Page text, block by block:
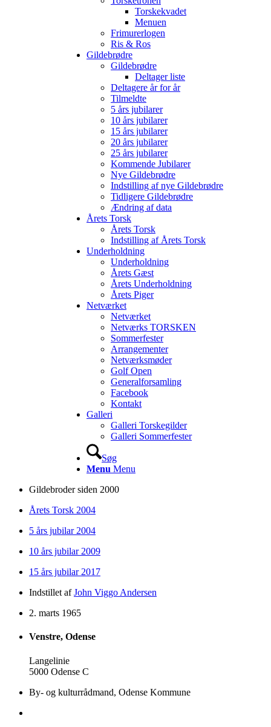
Torskekvadet
Menuen
Frimurerlogen
Ris & Ros
Gildebrødre
Gildebrødre
Deltager liste
Deltagere år for år
Tilmeldte
5 års jubilarer
10 års jubilarer
15 års jubilarer
20 års jubilarer
25 års jubilarer
Kommende Jubilarer
Nye Gildebrødre
Indstilling af nye Gildebrødre
Tidligere Gildebrødre
Ændring af data
Årets Torsk
Årets Torsk
Indstilling af Årets Torsk
Underholdning
Underholdning
Årets Gæst
Årets Underholdning
Årets Piger
Netværket
Netværket
Netværks TORSKEN
Sommerfester
Arrangementer
Netværksmøder
Golf Open
Generalforsamling
Facebook
Kontakt
Galleri
Galleri Torskegilder
Galleri Sommerfester
Søg
Menu Menu
Gildebroder siden 2000
Årets Torsk 2004
5 års jubilar 2004
10 års jubilar 2009
15 års jubilar 2017
Indstillet afJohn Viggo Andersen
2. marts 1965
Venstre, Odense
Langelinie
5000 Odense C
By- og kulturrådmand, Odense Kommune